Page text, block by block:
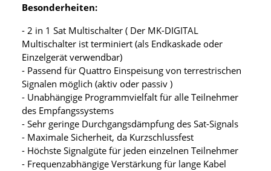
Besonderheiten:
- 2 in 1 Sat Multischalter ( Der MK-DIGITAL
Multischalter ist terminiert (als Endkaskade oder
Einzelgerät verwendbar)
- Passend für Quattro Einspeisung von terrestrischen
Signalen möglich (aktiv oder passiv )
- Unabhängige Programmvielfalt für alle Teilnehmer
des Empfangssystems
- Sehr geringe Durchgangsdämpfung des Sat-Signals
- Maximale Sicherheit, da Kurzschlussfest
- Höchste Signalgüte für jeden einzelnen Teilnehmer
- Frequenzabhängige Verstärkung für lange Kabel